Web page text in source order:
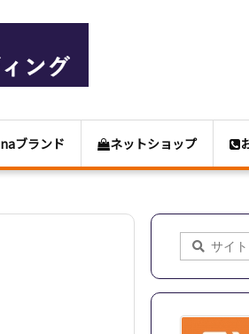
ブランド ネットショップ